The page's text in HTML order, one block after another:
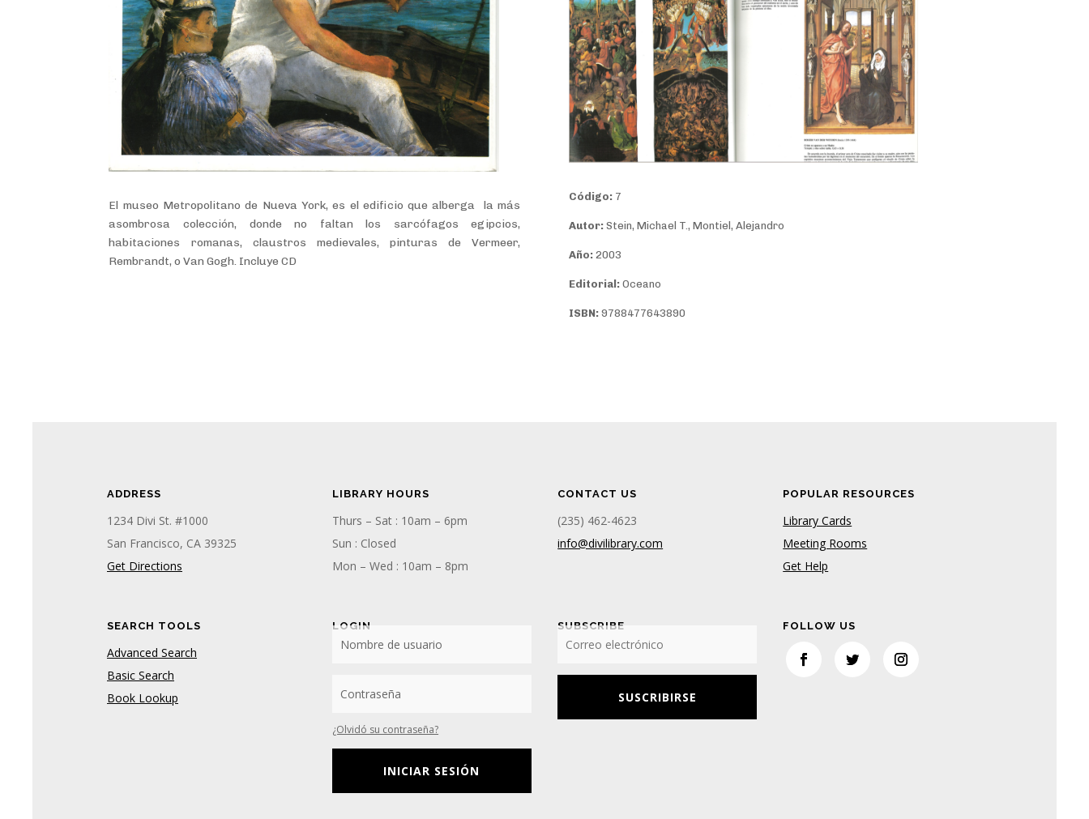
El museo Metropolitano de Nueva York, es el edificio que alberga la más
asombrosa colección, donde no faltan los sarcófagos egipcios,
habitaciones romanas, claustros medievales, pinturas de Vermeer,
Rembrandt, o Van Gogh. Incluye CD
Código: 7
Autor: Stein, Michael T., Montiel, Alejandro
Año: 2003
Editorial: Oceano
ISBN: 9788477643890
ADDRESS
1234 Divi St. #1000
San Francisco, CA 39325
Get Directions
LIBRARY HOURS
Thurs – Sat : 10am – 6pm
Sun : Closed
Mon – Wed : 10am – 8pm
CONTACT US
(235) 462-4623
info@divilibrary.com
POPULAR RESOURCES
Library Cards
Meeting Rooms
Get Help
SEARCH TOOLS
Advanced Search
Basic Search
Book Lookup
LOGIN
¿Olvidó su contraseña?
INICIAR SESIÓN
SUBSCRIBE
SUSCRIBIRSE
FOLLOW US